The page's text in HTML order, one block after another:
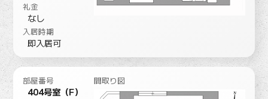
礼金
なし
入居時期
即入居可
部屋番号
404号室（F）
間取り図